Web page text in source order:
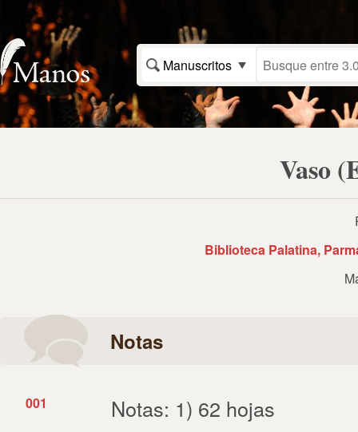
Manuscritos
Vaso
Biblioteca Palatina,
Notas
001
Notas: 1) 62 hojas